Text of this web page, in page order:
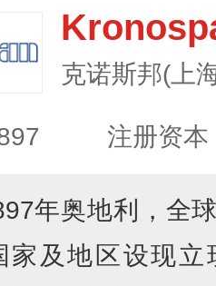
克诺斯邦(上
注册资
年奥地利，全
家及地区设现立